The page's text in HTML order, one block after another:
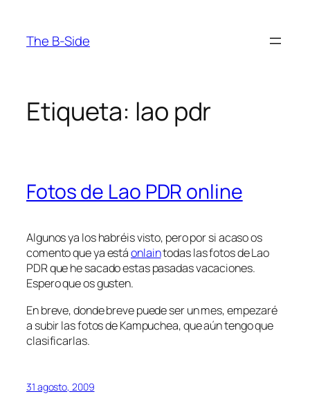
contenido
The B-Side
Etiqueta: lao pdr
Fotos de Lao PDR online
Algunos ya los habréis visto, pero por si acaso os
comento que ya estáonlaintodas las fotos de Lao
PDR que he sacado estas pasadas vacaciones.
Espero que os gusten.
En breve, donde breve puede ser un mes, empezaré
a subir las fotos de Kampuchea, que aún tengo que
clasificarlas.
31 agosto, 2009